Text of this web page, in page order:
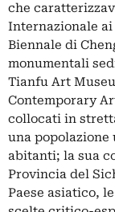
che
Internazionale
Biennale di
monumentali
Tianfu Art
Contemporary
collocati in
una
abitanti; la sua
Provincia del
Paese asiatico,